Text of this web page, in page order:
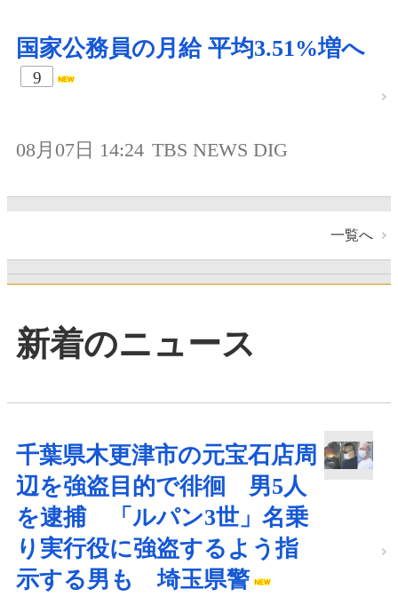
国家公務員の月給 平均3.51%増へ
9
08月07日 14:24 TBS NEWS DIG
一覧へ
新着のニュース
千葉県木更津市の元宝石店周
辺を強盗目的で徘徊 男5人
を逮捕 「ルパン3世」名乗
り実行役に強盗するよう指
示する男も 埼玉県警